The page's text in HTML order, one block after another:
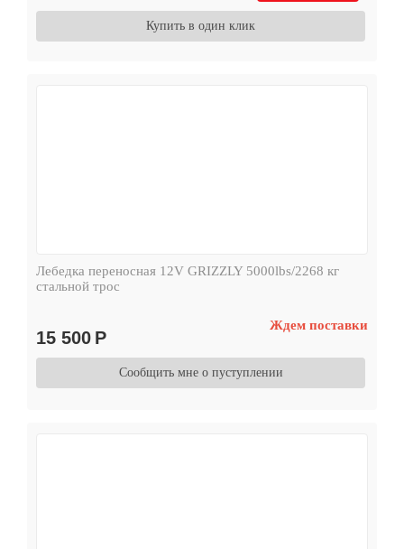
Купить в один клик
Лебедка переносная 12V GRIZZLY 5000lbs/2268 кг
стальной трос
15 500 Р
Ждем поставки
Сообщить мне о пуступлении